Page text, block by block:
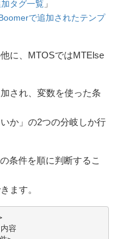
タグ一覧 」
で追加されたテンプ
に、MTOSではMTElse
され、変数を使った条
か」の2つの分岐しか行
条件を順に判断するこ
ます。
容